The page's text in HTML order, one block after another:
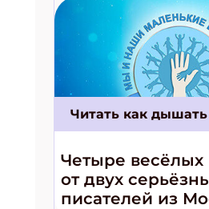
Читать как дышать
Четыре весёлых
от двух
писателей из